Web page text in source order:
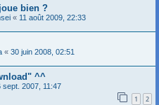
bien ?
« 11 août 2009, 22:33
« 30 juin 2008, 02:51
^^
sept. 2007, 11:47
1 2